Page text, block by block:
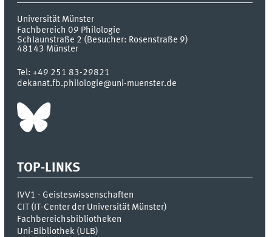
Universität Münster
Fachbereich 09 Philologie
Schlaunstraße 2 (Besucher: Rosenstraße 9)
48143 Münster
Tel:+49 251 83-29821
dekanat.fb.philologie@uni-muenster.de
TOP-LINKS
IVV1 - Geisteswissenschaften
CIT (IT-Center der Universität Münster)
Fachbereichsbibliotheken
Uni-Bibliothek (ULB)